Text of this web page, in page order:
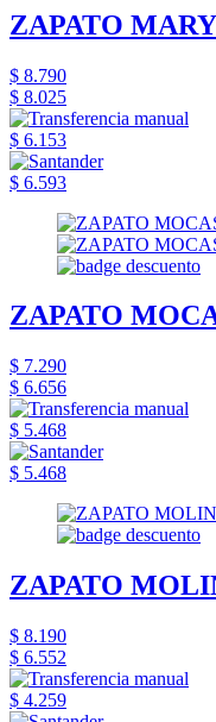
ZAPATO
$ 8.790
$ 8.025
$ 6.153
$ 6.593
ZAPATO
$ 7.290
$ 6.656
$ 5.468
$ 5.468
ZAPATO
$ 8.190
$ 6.552
$ 4.259